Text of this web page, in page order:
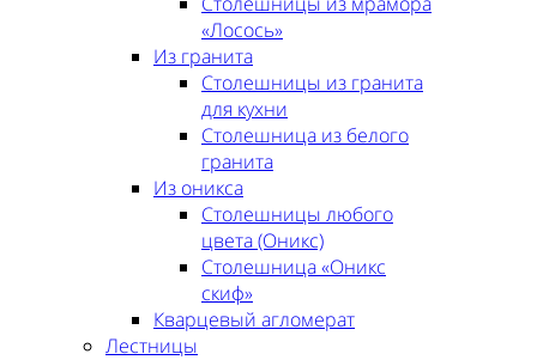
«Лосось»
Из гранита
Столешницы из гранита
для кухни
Столешница из белого
гранита
Из оникса
Столешницы любого
цвета (Оникс)
Столешница «Оникс
скиф»
Кварцевый агломерат
Лестницы